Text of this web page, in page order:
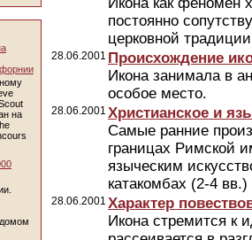
на
постоянно
церковной
28.06.2001 Происхождение
Икона занимала в
особое место.
28.06.2001 Христианское и
Самые ранние
границах Римской
языческим
катакомбах (2-4
28.06.2001 Характер
Икона стремится к